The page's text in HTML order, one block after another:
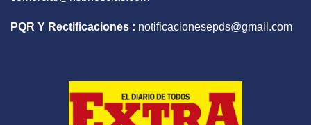
PQR Y Rectificaciones : notificacionesepds@gmail.com